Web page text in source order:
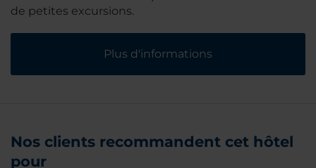
de petites excursions.
Plus d'informations
Nos clients recommandent cet hôtel
pour